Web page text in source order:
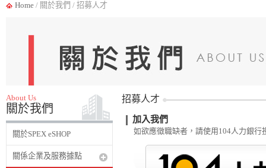
Home / 關於我們 / 招募人才
About Us
關於我們
關於SPEX eSHOP
關係企業及服務據點
招募人才
加入我們
如欲應徵職缺者，請使用104人力銀行